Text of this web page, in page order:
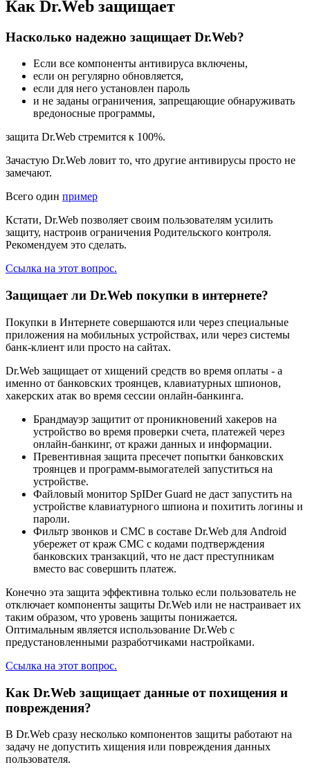
Как Dr.Web защищает
Насколько надежно защищает Dr.Web?
Если все компоненты антивируса включены,
если он регулярно обновляется,
если для него установлен пароль
и не заданы ограничения, запрещающие обнаруживать
вредоносные программы,
защита Dr.Web стремится к 100%.
Зачастую Dr.Web ловит то, что другие антивирусы просто не
замечают.
Всего один пример
Кстати, Dr.Web позволяет своим пользователям усилить
защиту, настроив ограничения Родительского контроля.
Рекомендуем это сделать.
Ссылка на этот вопрос.
Защищает ли Dr.Web покупки в интернете?
Покупки в Интернете совершаются или через специальные
приложения на мобильных устройствах, или через системы
банк-клиент или просто на сайтах.
Dr.Web защищает от хищений средств во время оплаты - а
именно от банковских троянцев, клавиатурных шпионов,
хакерских атак во время сессии онлайн-банкинга.
Брандмауэр защитит от проникновений хакеров на
устройство во время проверки счета, платежей через
онлайн-банкинг, от кражи данных и информации.
Превентивная защита пресечет попытки банковских
троянцев и программ-вымогателей запуститься на
устройстве.
Файловый монитор SpIDer Guard не даст запустить на
устройстве клавиатурного шпиона и похитить логины и
пароли.
Фильтр звонков и СМС в составе Dr.Web для Android
убережет от краж СМС с кодами подтверждения
банковских транзакций, что не даст преступникам
вместо вас совершить платеж.
Конечно эта защита эффективна только если пользователь не
отключает компоненты защиты Dr.Web или не настраивает их
таким образом, что уровень защиты понижается.
Оптимальным является использование Dr.Web с
предустановленными разработчиками настройками.
Ссылка на этот вопрос.
Как Dr.Web защищает данные от похищения и
повреждения?
В Dr.Web сразу несколько компонентов защиты работают на
задачу не допустить хищения или повреждения данных
пользователя.